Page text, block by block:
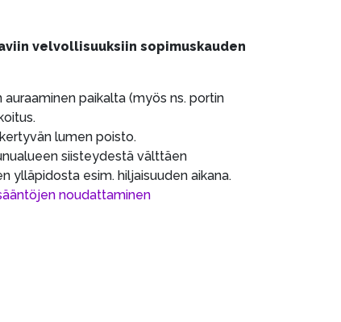
velvollisuuksiin sopimuskauden
auraaminen paikalta (myös ns. portin
lumen poisto.
siisteydestä välttäen
ylläpidosta esim. hiljaisuuden aikana.
noudattaminen